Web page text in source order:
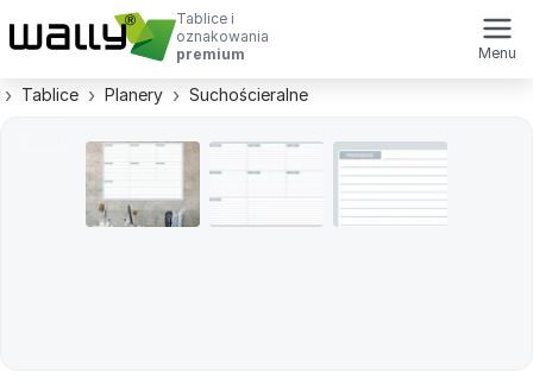
Tablice i
oznakowania
premium
Menu
Tablice Planery Suchościeralne